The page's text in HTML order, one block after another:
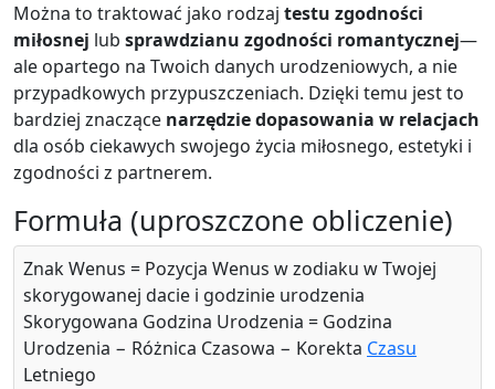
Można to traktować jako rodzaj testu zgodności
miłosnej lub sprawdzianu zgodności romantycznej—
ale opartego na Twoich danych urodzeniowych, a nie
przypadkowych przypuszczeniach. Dzięki temu jest to
bardziej znaczące narzędzie dopasowania w relacjach
dla osób ciekawych swojego życia miłosnego, estetyki i
zgodności z partnerem.
Formuła (uproszczone obliczenie)
Znak Wenus = Pozycja Wenus w zodiaku w Twojej
skorygowanej dacie i godzinie urodzenia
Skorygowana Godzina Urodzenia = Godzina
Urodzenia − Różnica Czasowa − Korekta Czasu
Letniego